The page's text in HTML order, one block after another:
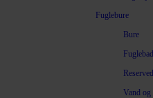
Fuglebure
Bure
Vand og